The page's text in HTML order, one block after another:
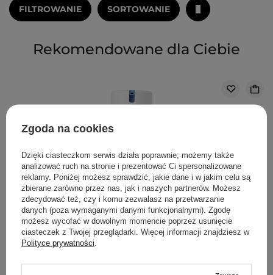
FILTROWANIE SORTOWANIE
Rekomendowane dla Ciebie
Zgoda na cookies
Dzięki ciasteczkom serwis działa poprawnie; możemy także
analizować ruch na stronie i prezentować Ci spersonalizowane
reklamy. Poniżej możesz sprawdzić, jakie dane i w jakim celu są
zbierane zarówno przez nas, jak i naszych partnerów. Możesz
zdecydować też, czy i komu zezwalasz na przetwarzanie
danych (poza wymaganymi danymi funkcjonalnymi). Zgodę
możesz wycofać w dowolnym momencie poprzez usunięcie
ciasteczek z Twojej przeglądarki. Więcej informacji znajdziesz w
Polityce prywatności